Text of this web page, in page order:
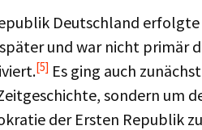
Deutschland
und war nicht primär
[5] Es ging auch
sondern um
der Ersten Republik